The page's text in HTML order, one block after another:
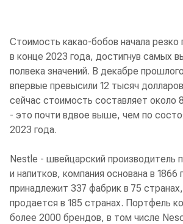
Стоимость какао-бобов начала
в конце 2023 года, достигнув самых
полвека значений. В декабре
впервые превысили 12 тысяч
сейчас стоимость составляет около
- это почти вдвое выше, чем по
2023 года.
Nestle - швейцарский производитель
и напитков, компания основана в 1866
принадлежит 337 фабрик в 75
продается в 185 странах. Портфель
более 2000 брендов, в том числе